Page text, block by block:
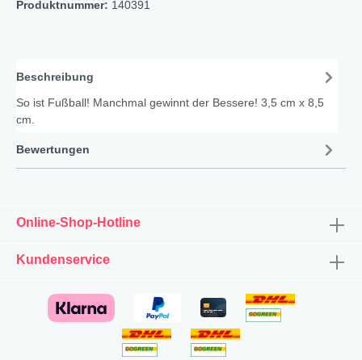
Produktnummer: 140391
Beschreibung
So ist Fußball! Manchmal gewinnt der Bessere! 3,5 cm x 8,5
cm.
Bewertungen
Online-Shop-Hotline
Kundenservice